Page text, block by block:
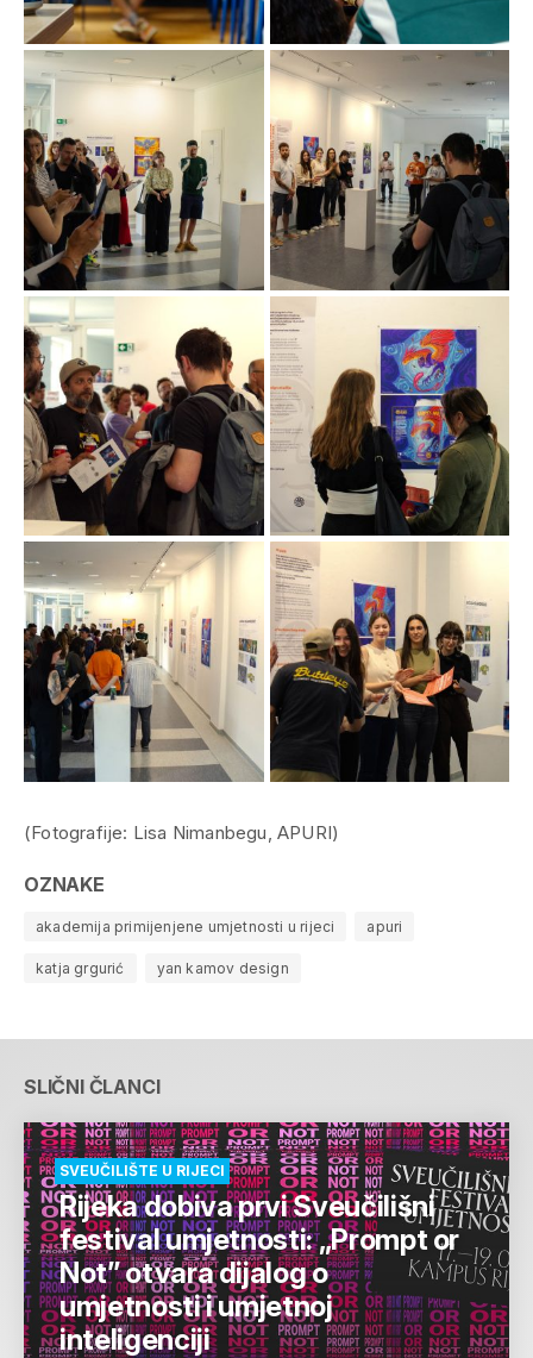
(Fotografije: Lisa Nimanbegu, APURI)
OZNAKE
akademija primijenjene umjetnosti u rijeci apuri
katja grgurić yan kamov design
SLIČNI ČLANCI
SVEUČILIŠTE U RIJECI
Rijeka dobiva prvi Sveučilišni
festival umjetnosti: „Prompt or
Not” otvara dijalog o
umjetnosti i umjetnoj
inteligenciji